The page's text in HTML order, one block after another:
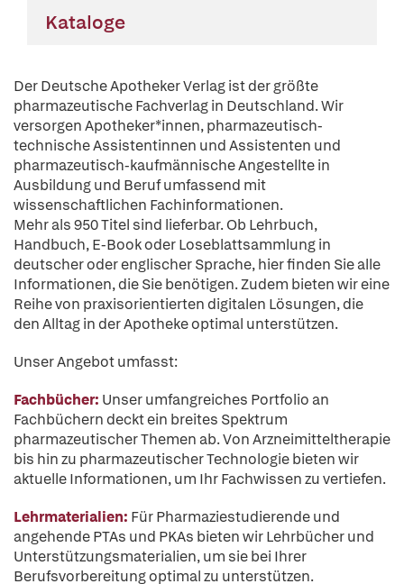
Kataloge
Der Deutsche Apotheker Verlag ist der größte
pharmazeutische Fachverlag in Deutschland. Wir
versorgen Apotheker*innen, pharmazeutisch-
technische Assistentinnen und Assistenten und
pharmazeutisch-kaufmännische Angestellte in
Ausbildung und Beruf umfassend mit
wissenschaftlichen Fachinformationen.
Mehr als 950 Titel sind lieferbar. Ob Lehrbuch,
Handbuch, E-Book oder Loseblattsammlung in
deutscher oder englischer Sprache, hier finden Sie alle
Informationen, die Sie benötigen. Zudem bieten wir eine
Reihe von praxisorientierten digitalen Lösungen, die
den Alltag in der Apotheke optimal unterstützen.
Unser Angebot umfasst:
Fachbücher: Unser umfangreiches Portfolio an
Fachbüchern deckt ein breites Spektrum
pharmazeutischer Themen ab. Von Arzneimitteltherapie
bis hin zu pharmazeutischer Technologie bieten wir
aktuelle Informationen, um Ihr Fachwissen zu vertiefen.
Lehrmaterialien: Für Pharmaziestudierende und
angehende PTAs und PKAs bieten wir Lehrbücher und
Unterstützungsmaterialien, um sie bei Ihrer
Berufsvorbereitung optimal zu unterstützen.